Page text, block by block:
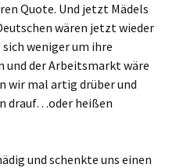
Quote. Und jetzt Mädels
wären jetzt wieder
weniger um ihre
der Arbeitsmarkt wäre
wir mal artig drüber und
drauf…oder heißen
und schenkte uns einen